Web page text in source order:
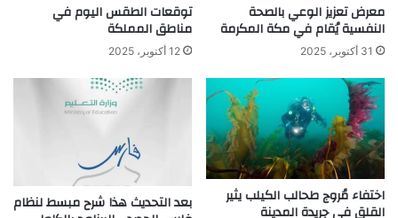
معرض تعزيز الوعي بالصحة
النفسية يُقام في مكة المكرمة
31 أكتوبر، 2025
توقعات الطقس اليوم في
مناطق المملكة
12 أكتوبر، 2025
اختفاء مُروج طحالب الكيلب يثير
القلق في جريدة المدينة بعد التحديث هذا شرح مبسط لنظام